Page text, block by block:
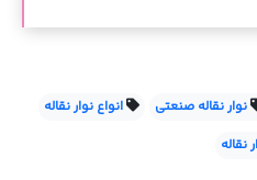
نوار نقاله صنعتی
انواع نوار نقاله
نقاله